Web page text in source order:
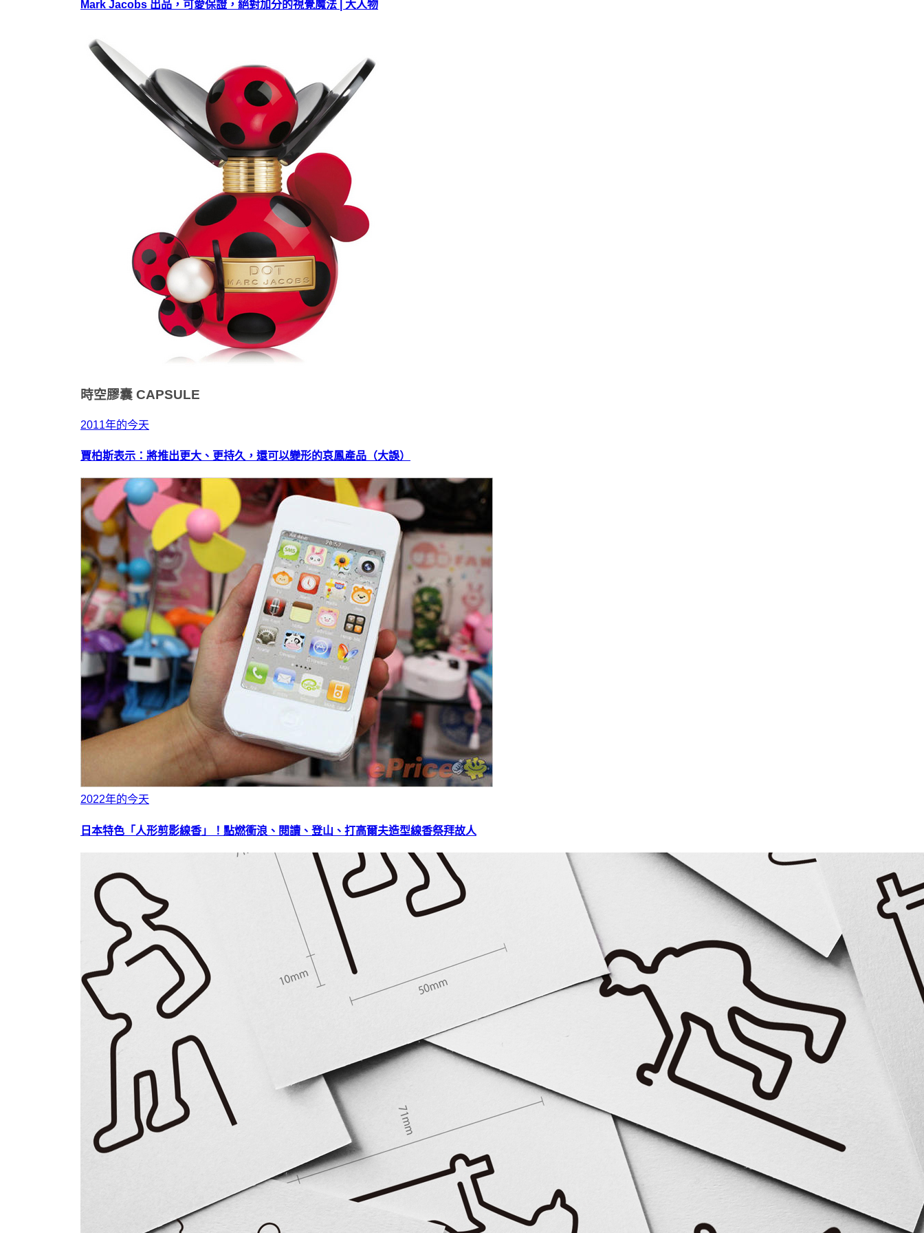
Mark Jacobs 出品，可愛保證，絕對加分的視覺魔法 | 大人物
時空膠囊 CAPSULE
2011年的今天
賈柏斯表示：將推出更大、更持久，還可以變形的哀鳳產品（大誤）
2022年的今天
日本特色「人形剪影線香」！點燃衝浪、閱讀、登山、打高爾夫造型線香祭拜故人